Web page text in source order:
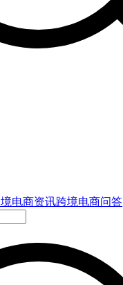
电商资讯跨境电商问答